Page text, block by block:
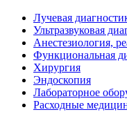
Лучевая
Ультразвуковая
Анестезиология,
Функциональная
Хирургия
Эндоскопия
Лабораторное
Расходные